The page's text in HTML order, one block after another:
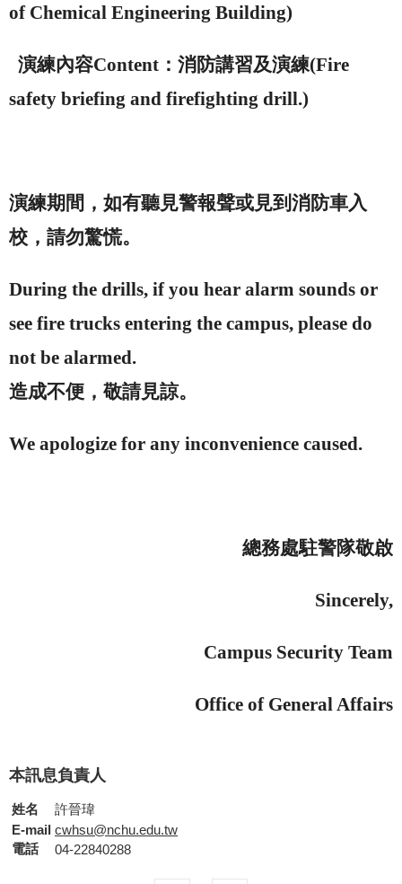
of Chemical Engineering Building)
演練內容Content ：消防講習及演練(Fire
safety briefing and firefighting drill.)
演練期間，如有聽見警報聲或見到消防車入
校，請勿驚慌。
During the drills, if you hear alarm sounds or
see fire trucks entering the campus, please do
not be alarmed.
造成不便，敬請見諒。
We apologize for any inconvenience caused.
總務處駐警隊敬啟
Sincerely,
Campus Security Team
Office of General Affairs
本訊息負責人
姓名
許晉瑋
E-mail cwhsu@nchu.edu.tw
電話
04-22840288